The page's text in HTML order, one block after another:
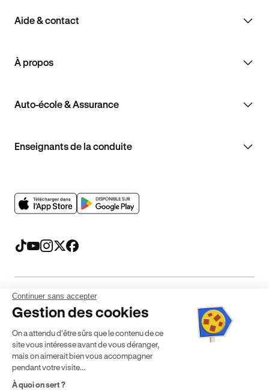
Aide & contact
À propos
Auto-école & Assurance
Enseignants de la conduite
Mentions légales CGV CGU Politique de confidentialité
* Détail des conditions de nos offres
Continuer sans accepter
Gestion des cookies
On a attendu d'être sûrs que le contenu de ce
site vous intéresse avant de vous déranger,
mais on aimerait bien vous accompagner
pendant votre visite...
À quoi on sert ?